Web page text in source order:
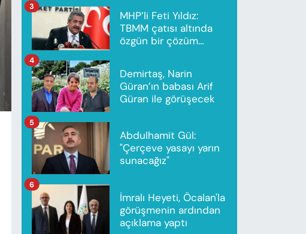
MHP’li Feti Yıldız:
TBMM çatısı altında
özgün bir çözüm
3
Demirtaş, Narin
Güran’ın babası Arif
Güran ile görüşecek
4
Abdulhamit Gül:
"Çerçeve yasayı yarın
sunacağız"
5
İmralı Heyeti, Öcalan'la
görüşmenin ardından
açıklama yaptı
6